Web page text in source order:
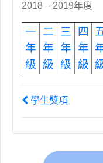
2018 – 2019年度
一
年
級
二
年
級
三
年
級
四
年
級
學生獎項